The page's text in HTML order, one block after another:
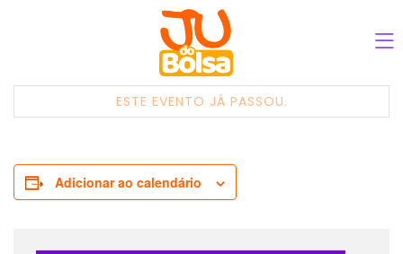
ESTE EVENTO JÁ PASSOU.
Adicionar ao calendário